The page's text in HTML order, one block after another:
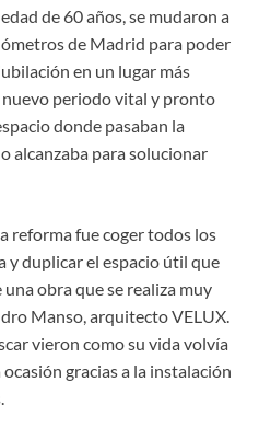
de 60 años, se mudaron a
de Madrid para poder
en un lugar más
periodo vital y pronto
donde pasaban la
alcanzaba para solucionar
reforma fue coger todos los
y duplicar el espacio útil que
obra que se realiza muy
Manso, arquitecto VELUX.
vieron como su vida volvía
gracias a la instalación